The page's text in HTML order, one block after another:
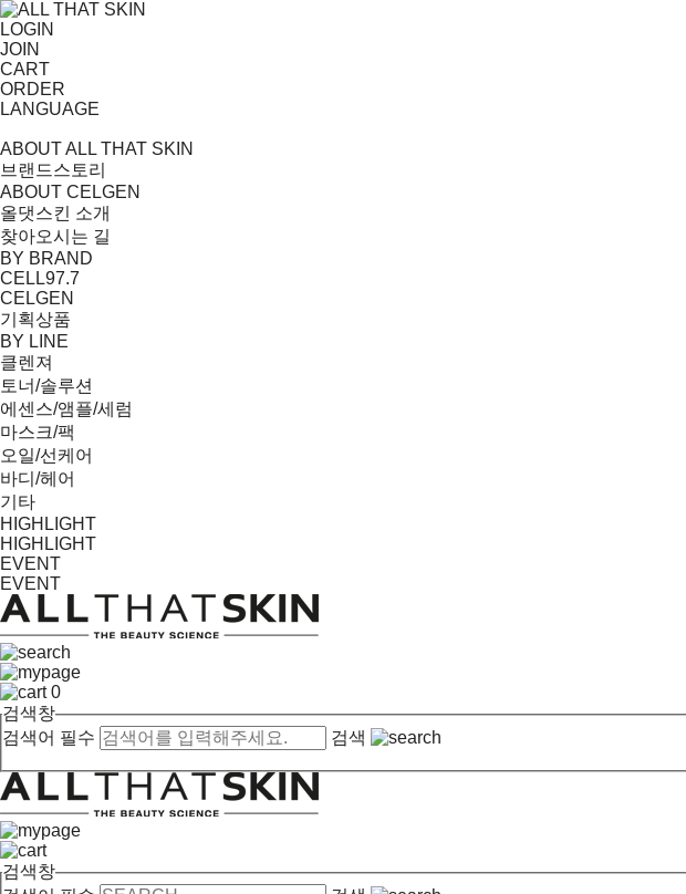
LOGIN
JOIN
CART
ORDER
LANGUAGE
ABOUT ALL THAT SKIN
브랜드스토리
ABOUT CELGEN
올댓스킨 소개
찾아오시는 길
BY BRAND
CELL97.7
CELGEN
기획상품
BY LINE
클렌져
토너/솔루션
에센스/앰플/세럼
마스크/팩
오일/선케어
바디/헤어
기타
HIGHLIGHT
HIGHLIGHT
EVENT
EVENT
0
검색창
검색어 필수
검색
검색창